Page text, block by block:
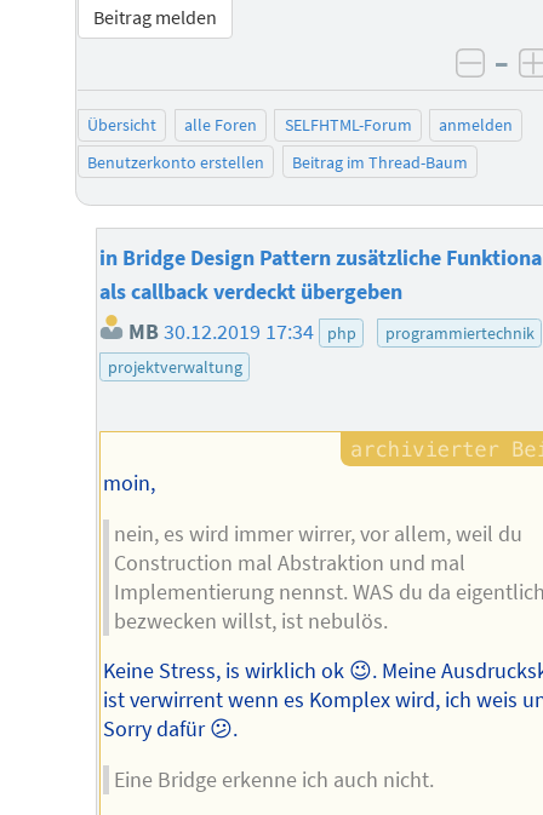
Beitrag melden
–
Übersicht alle Foren SELFHTML-Forum
anmelden
Benutzerkonto erstellen
Beitrag im Thread-Baum
in Bridge Design Pattern zusätzliche
als callback verdeckt übergeben
MB30.12.2019 17:34 php
programmiertechnik
projektverwaltung
moin,
nein, es wird immer wirrer, vor allem, weil du
Construction mal Abstraktion und mal
Implementierung nennst. WAS du da
bezwecken willst, ist nebulös.
Keine Stress, is wirklich ok 😉. Meine
ist verwirrent wenn es Komplex wird, ich weis
Sorry dafür 😕.
Eine Bridge erkenne ich auch nicht.